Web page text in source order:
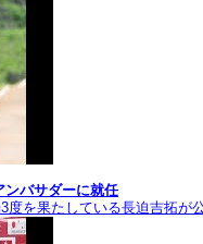
ンバサダーに就任
を果たしている長迫吉拓